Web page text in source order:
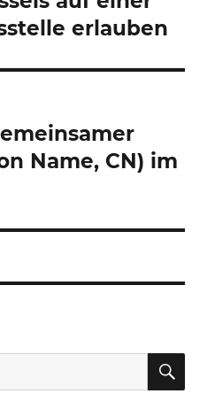
erlauben
Name, CN) im